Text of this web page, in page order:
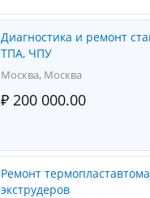
Диагностика и ремонт
ТПА, ЧПУ
Москва, Москва
₽ 200 000.00
Ремонт термопластавтоматов, литьевых
экструдеров